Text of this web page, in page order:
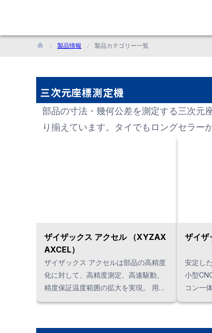
製品情報 製品カテゴリー一覧
三次元座標測定機
部品の寸法・幾何公差を測定する三次元
り揃えています。タイでもロングセラー
ザイザックス アクセル （XYZAX
AXCEL）
ザイザックス アクセルは部品の高精度
化に対して、高精度測定、高速駆動、
精度保証温度範囲の拡大を実現。 用途
に応じて「タッチトリガープローブ」
ザイザ
安定し
小型
コン一
スペー